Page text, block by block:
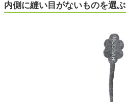
内側に縫い目がないものを選ぶ